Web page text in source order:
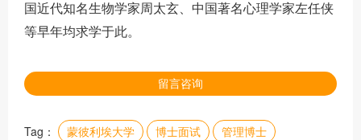
国近代知名生物学家周太玄、中国著名心理学家左任侠
等早年均求学于此。
留言咨询
Tag： 蒙彼利埃大学 博士面试
管理博士